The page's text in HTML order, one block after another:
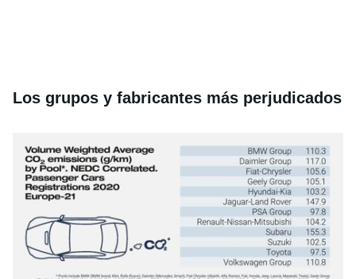
Los grupos y fabricantes más perjudicados